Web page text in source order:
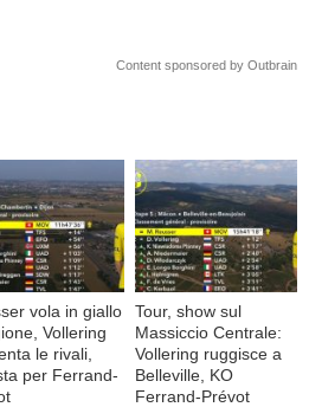
Content sponsored by Outbrain
vola in giallo
Vollering
le rivali,
per Ferrand-
Tour, show sul
Massiccio Centrale:
Vollering ruggisce a
Belleville, KO
Ferrand-Prévot